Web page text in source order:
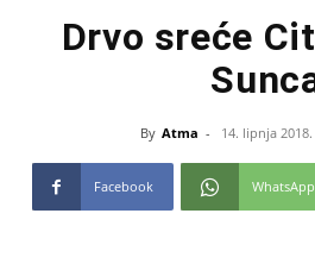
Drvo sreće
By Atma - 14. lipnja 2018.
Facebook WhatsApp